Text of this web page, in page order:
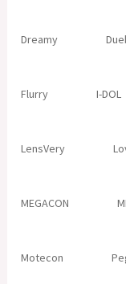
Dreamy
Flurry I-DOL
LensVery
MEGACON
Motecon